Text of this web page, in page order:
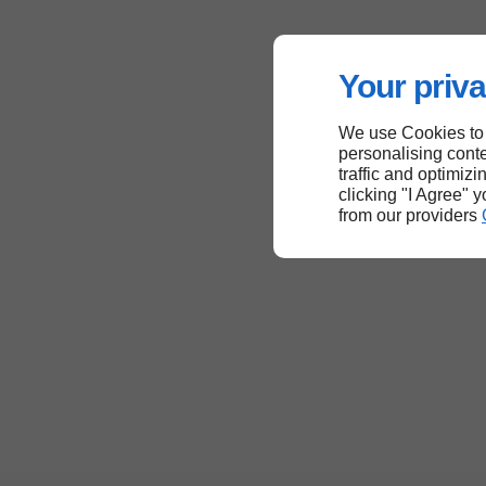
Your
We use Cookies
personalising
traffic and
clicking "I Agree"
from our providers